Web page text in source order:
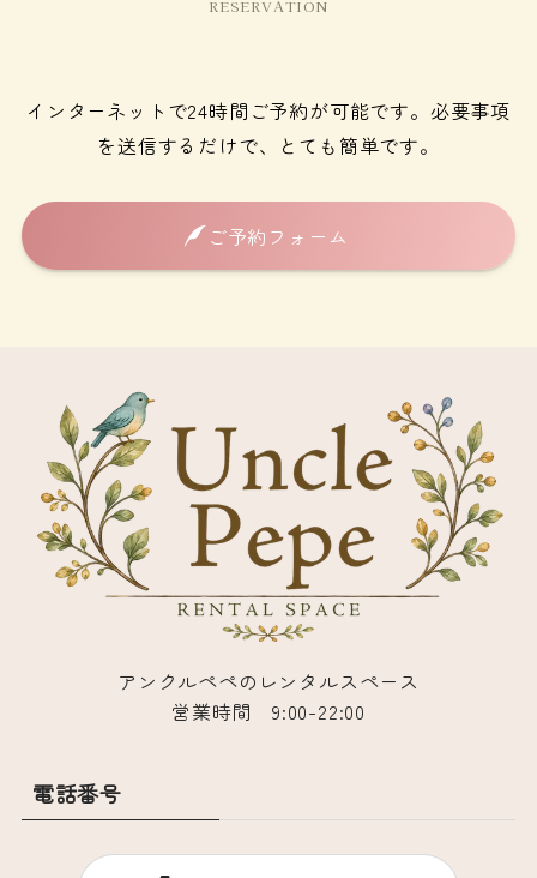
RESERVATION
インターネットで24時間ご予約が可能です。必要事項
を送信するだけで、とても簡単です。
ご予約フォーム
アンクルペペのレンタルスペース
営業時間 9:00-22:00
電話番号